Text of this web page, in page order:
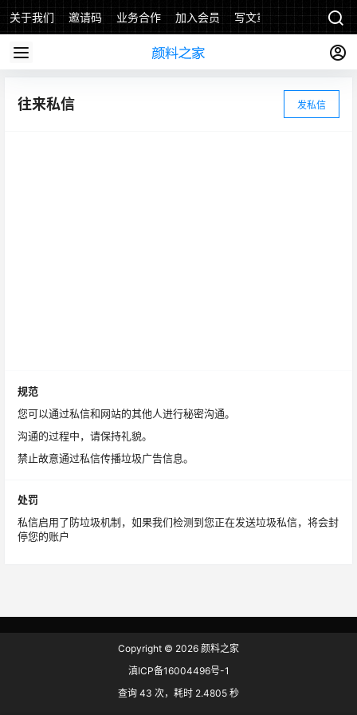
关于我们 邀请码 业务合作 加入会员 写文章
往来私信 发私信
规范
您可以通过私信和网站的其他人进行秘密沟通。
沟通的过程中，请保持礼貌。
禁止故意通过私信传播垃圾广告信息。
处罚
私信启用了防垃圾机制，如果我们检测到您正在发送垃圾私信，将会封
停您的账户
Copyright © 2026 颜料之家
滇ICP备16004496号-1
查询 43 次，耗时 2.4805 秒